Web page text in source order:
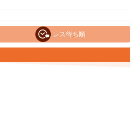
レス待ち順